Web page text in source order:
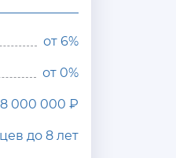
от 6%
от 0%
000 000 ₽
до 8 лет